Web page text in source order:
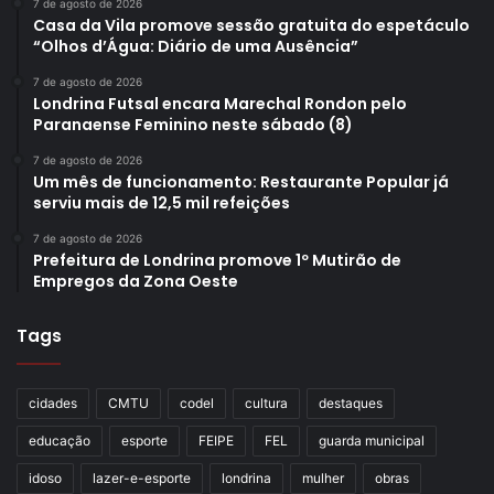
7 de agosto de 2026
Casa da Vila promove sessão gratuita do espetáculo
“Olhos d’Água: Diário de uma Ausência”
7 de agosto de 2026
Londrina Futsal encara Marechal Rondon pelo
Paranaense Feminino neste sábado (8)
7 de agosto de 2026
Um mês de funcionamento: Restaurante Popular já
serviu mais de 12,5 mil refeições
7 de agosto de 2026
Prefeitura de Londrina promove 1º Mutirão de
Empregos da Zona Oeste
Tags
cidades CMTU codel cultura destaques
educação esporte FEIPE FEL guarda municipal
idoso lazer-e-esporte londrina mulher obras